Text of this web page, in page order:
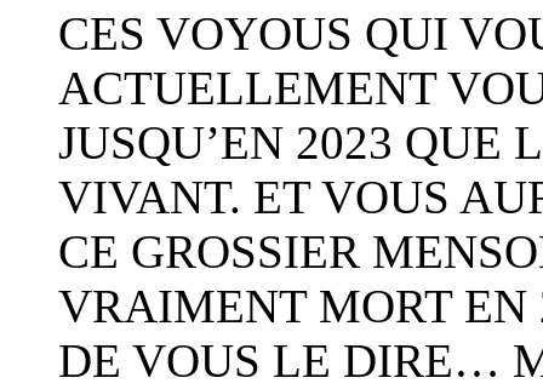
CES VOYOUS QUI
ACTUELLEMENT
JUSQU’EN 2023 QUE
VIVANT. ET VOUS
CE GROSSIER
VRAIMENT MORT EN
DE VOUS LE DIRE…